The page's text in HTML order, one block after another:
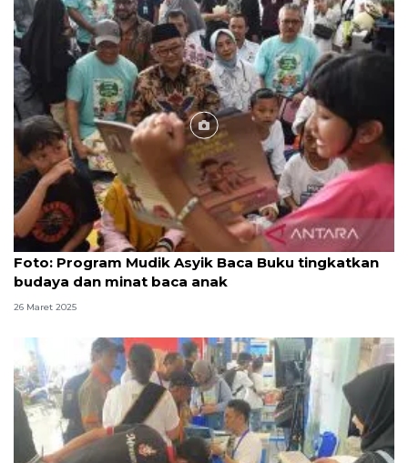
Foto
Foto: Program Mudik Asyik Baca Buku tingkatkan
budaya dan minat baca anak
26 Maret 2025